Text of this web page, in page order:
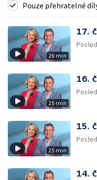
Pouze přehratelné
26 min
17.
25 min
16.
25 min
15.
14.